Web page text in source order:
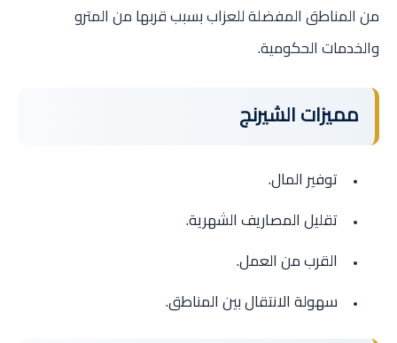
من المناطق المفضلة للعزاب بسبب قربها من المترو
والخدمات الحكومية.
مميزات الشيرنج
توفير المال.
تقليل المصاريف الشهرية.
القرب من العمل.
سهولة الانتقال بين المناطق.